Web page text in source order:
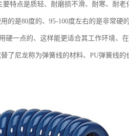
特点是质轻、耐磨损不滑、耐寒、耐
是80度的、95-100度左右的是非常硬
一点的、这样能更适合其工作环境、
了尼龙称为弹簧线的材料、PU弹簧线